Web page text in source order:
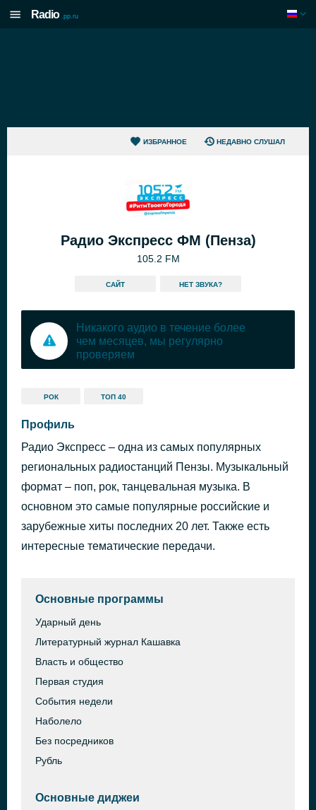
Radio .pp.ru
ИЗБРАННОЕ НЕДАВНО СЛУШАЛ
Радио Экспресс ФМ (Пенза)
105.2 FM
САЙТ HЕТ ЗВУКА?
Никакого аудио в течение более
чем месяцев, мы регулярно
проверяем
РОК ТОП 40
Профиль
Радио Экспресс – одна из самых популярных
региональных радиостанций Пензы. Музыкальный
формат – поп, рок, танцевальная музыка. В
основном это самые популярные российские и
зарубежные хиты последних 20 лет. Также есть
интересные тематические передачи.
Основные программы
Ударный день
Литературный журнал Кашавка
Власть и общество
Первая студия
События недели
Наболело
Без посредников
Рубль
Основные диджеи